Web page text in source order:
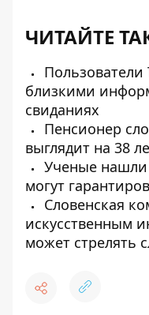
ЧИТАЙТЕ
Пользователи
близкими
свиданиях
Пенсионер
выглядит на 38
Ученые
могут
Словенская
искусственным
может стрелять